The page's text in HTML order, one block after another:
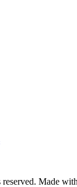
Made